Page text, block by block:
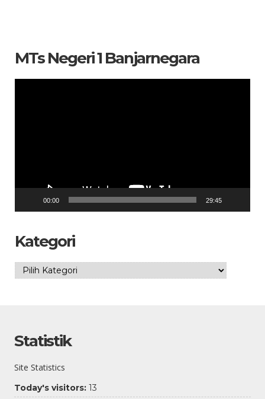
MTs Negeri 1 Banjarnegara
00:00 29:45
Kategori
Kategori
Statistik
Site Statistics
Today's visitors: 13